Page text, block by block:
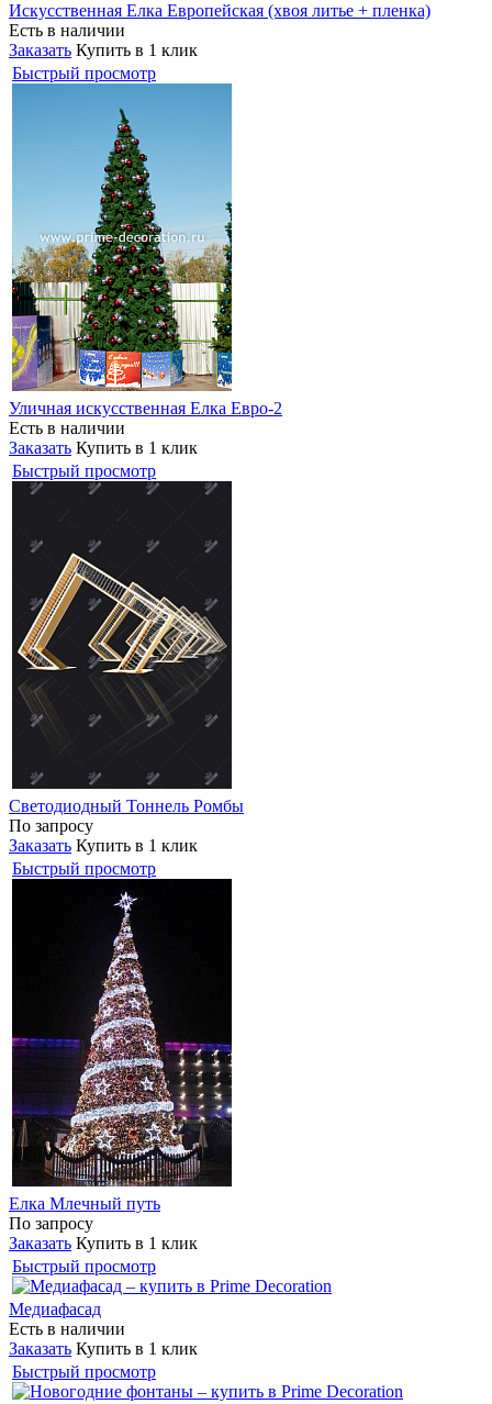
Искусственная Елка Европейская (хвоя литье + пленка)
Есть в наличии
Заказать Купить в 1 клик
Быстрый просмотр
Уличная искусственная Елка Евро-2
Есть в наличии
Заказать Купить в 1 клик
Быстрый просмотр
Светодиодный Тоннель Ромбы
По запросу
Заказать Купить в 1 клик
Быстрый просмотр
Елка Млечный путь
По запросу
Заказать Купить в 1 клик
Быстрый просмотр
Медиафасад
Есть в наличии
Заказать Купить в 1 клик
Быстрый просмотр